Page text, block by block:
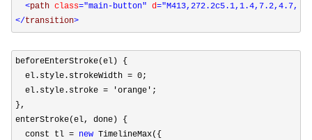
<path class="main-button" d
</transition>
beforeEnterStroke(el) {
  el.style.strokeWidth
= 0;
  el.style.stroke
= 'orange' ;
},
enterStroke(el, done) {
  const tl
= new TimelineMax({